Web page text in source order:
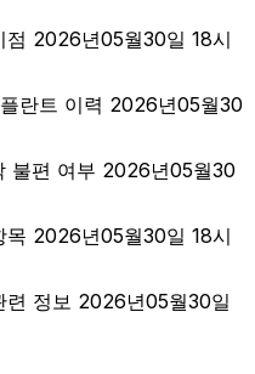
점 2026년05월30일 18시
란트 이력 2026년05월30
불편 여부 2026년05월30
목 2026년05월30일 18시
련 정보 2026년05월30일